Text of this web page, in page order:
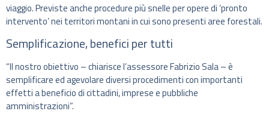
viaggio. Previste anche procedure più snelle per opere di ‘pronto
intervento’ nei territori montani in cui sono presenti aree forestali.
Semplificazione, benefici per tutti
“Il nostro obiettivo – chiarisce l’assessore Fabrizio Sala – è
semplificare ed agevolare diversi procedimenti con importanti
effetti a beneficio di cittadini, imprese e pubbliche
amministrazioni”.